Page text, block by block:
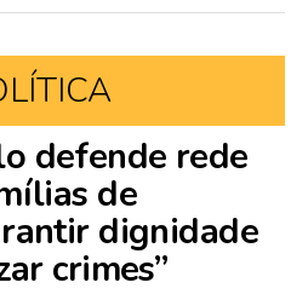
defende rede
de
dignidade
crimes”